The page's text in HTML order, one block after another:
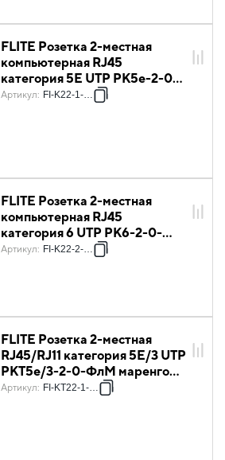
FLITE Розетка 2-местная
компьютерная RJ45
категория 5Е UTP РК5е-2-0-
ФлМ маренго IEK
Артикул: FI-K22-1-K35
FLITE Розетка 2-местная
компьютерная RJ45
категория 6 UTP РК6-2-0-
ФлМ маренго IEK
Артикул: FI-K22-2-K35
FLITE Розетка 2-местная
RJ45/RJ11 категория 5Е/3 UTP
РКТ5е/3-2-0-ФлМ маренго
IEK
Артикул: FI-KT22-1-K35